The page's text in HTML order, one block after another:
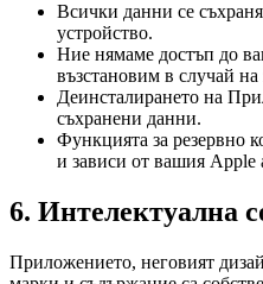
Всички данни се
устройство.
Ние нямаме достъп до
възстановим в случай на
Деинсталирането на
съхранени данни.
Функцията за резервно
и зависи от вашия Apple
6. Интелектуална
Приложението, неговият